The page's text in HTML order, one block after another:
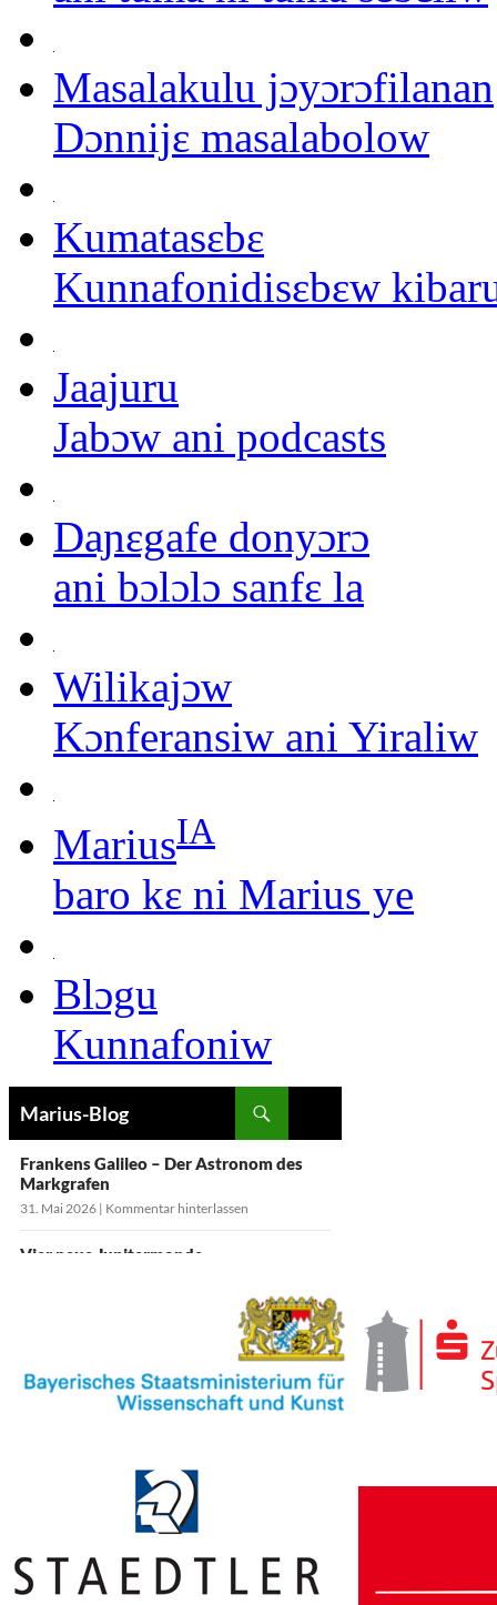
Masalakulu jɔyɔrɔfilanan
Dɔnnijɛ masalabolow
Kumatasɛbɛ
Kunnafonidisɛbɛw
Jaajuru
Jabɔw ani podcasts
Daɲɛgafe donyɔrɔ
ani bɔlɔlɔ sanfɛ la
Wilikajɔw
Kɔnferansiw ani Yiraliw
MariusIA
baro kɛ ni Marius ye
Blɔgu
Kunnafoniw